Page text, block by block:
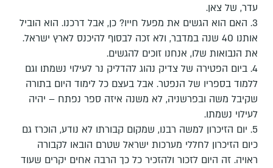
עדר, של צאן.
3. האם הוא הגשים את מפעל חייו? כן, אבל דרכנו. הוא הוביל
אותנו 40 שנה במדבר, ולא זכה לבסוף להיכנס לארץ ישראל.
את הנבואות שלו, אנחנו זוכים להגשים.
4. ביום הפטירה של צדיק נהוג להדליק נר לעילוי נשמתו וגם
ללמוד בספריו של הנפטר. אבל בעצם כל לימוד היום בתורה
שקיבל משה ובפרשניה, לא משנה איזה ספר נפתח – יהיה
לעילוי נשמתו.
5. יום הזיכרון למשה רבנו, שמקום קבורתו לא נודע, הוכרז גם
כיום הזיכרון לחללי מערכות ישראל שטרם הובאו לקבורה
ראויה. זה היום לזכור ולהזכיר כל כך הרבה אחים יקרים שעוד